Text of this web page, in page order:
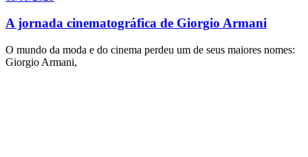
A jornada cinematográfica de Giorgio Armani
O mundo da moda e do cinema perdeu um de seus maiores nomes:
Giorgio Armani,